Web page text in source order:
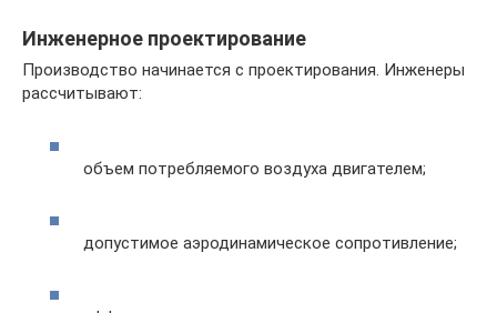
Инженерное проектирование
Производство начинается с проектирования. Инженеры
рассчитывают:
объем потребляемого воздуха двигателем;
допустимое аэродинамическое сопротивление;